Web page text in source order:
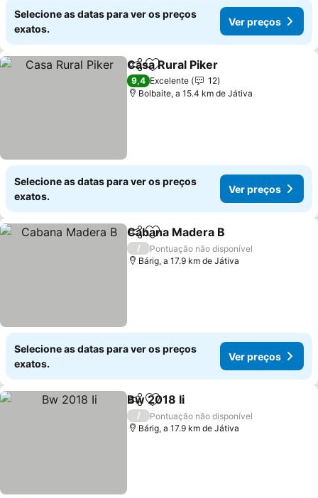
Selecione as datas para ver os preços
exatos.
Ver preços
PartilharAdicionar aos favoritos
Casa Rural Piker
9,4 Excelente
12
Bolbaite, a 15.4 km de Játiva
Selecione as datas para ver os preços
exatos.
Ver preços
PartilharAdicionar aos favoritos
Cabana Madera B
/
Pontuação não disponível
Bárig, a 17.9 km de Játiva
Selecione as datas para ver os preços
exatos.
Ver preços
PartilharAdicionar aos favoritos
Bw 2018 Ii
/
Pontuação não disponível
Bárig, a 17.9 km de Játiva